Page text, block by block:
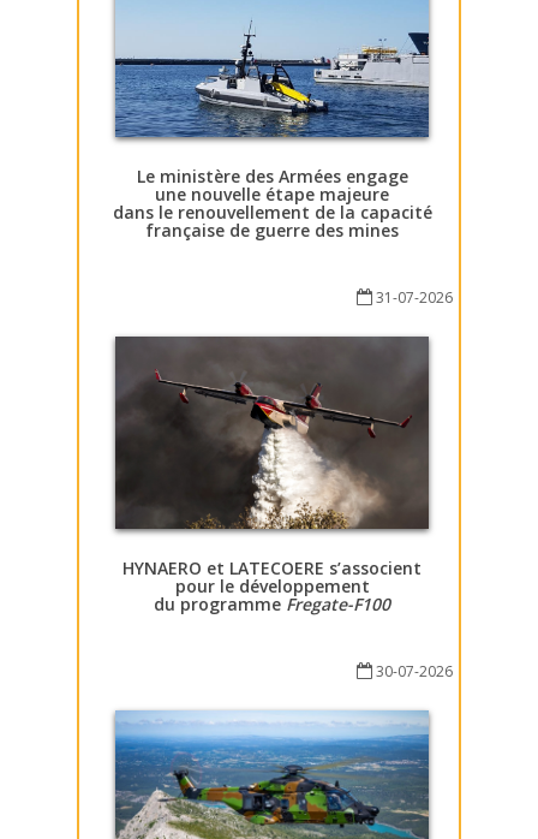
Le ministère des Armées engage
une nouvelle étape majeure
dans le renouvellement de la capacité
française de guerre des mines
31-07-2026
HYNAERO et LATECOERE s’associent
pour le développement
du programme Fregate-F100
30-07-2026